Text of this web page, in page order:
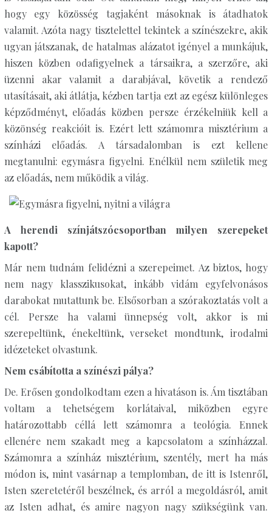
hogy egy közösség tagjaként másoknak is átadhatok
valamit. Azóta nagy tisztelettel tekintek a színészekre, akik
ugyan játszanak, de hatalmas alázatot igényel a munkájuk,
hiszen közben odafigyelnek a társaikra, a szerzőre, aki
üzenni akar valamit a darabjával, követik a rendező
utasításait, aki átlátja, kézben tartja ezt az egész különleges
képződményt, előadás közben persze érzékelniük kell a
közönség reakcióit is. Ezért lett számomra misztérium a
színházi előadás. A társadalomban is ezt kellene
megtanulni: egymásra figyelni. Enélkül nem születik meg
az előadás, nem működik a világ.
A herendi színjátszócsoportban milyen szerepeket
kapott?
Már nem tudnám felidézni a szerepeimet. Az biztos, hogy
nem nagy klasszikusokat, inkább vidám egyfelvonásos
darabokat mutattunk be. Elsősorban a szórakoztatás volt a
cél. Persze ha valami ünnepség volt, akkor is mi
szerepeltünk, énekeltünk, verseket mondtunk, irodalmi
idézeteket olvastunk.
Nem csábította a színészi pálya?
De. Erősen gondolkodtam ezen a hivatáson is. Ám tisztában
voltam a tehetségem korlátaival, miközben egyre
határozottabb céllá lett számomra a teológia. Ennek
ellenére nem szakadt meg a kapcsolatom a színházzal.
Számomra a színház misztérium, szentély, mert ha más
módon is, mint vasárnap a templomban, de itt is Istenről,
Isten szeretetéről beszélnek, és arról a megoldásról, amit
az Isten adhat, és amire nagyon nagy szükségünk van.